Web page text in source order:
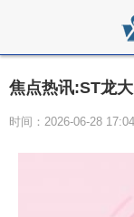
焦点热讯:ST龙
时间：2026-06-28